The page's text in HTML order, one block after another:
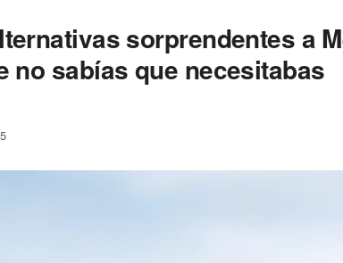
sorprendentes a
no sabías que necesitabas